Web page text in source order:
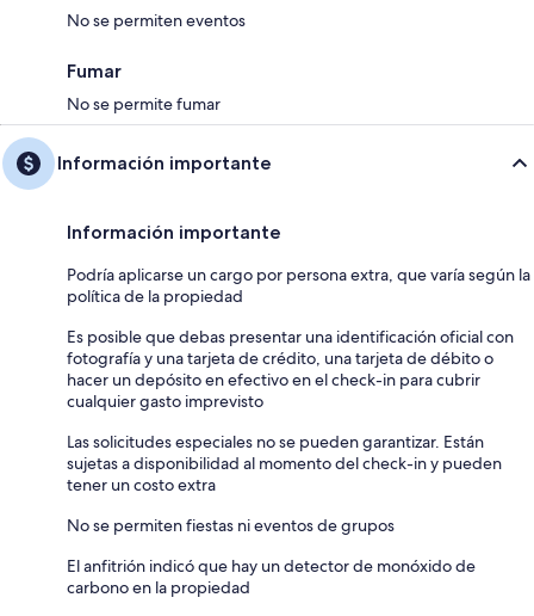
No se permiten eventos
Fumar
No se permite fumar
Información importante
Información importante
Podría aplicarse un cargo por persona extra, que varía según la
política de la propiedad
Es posible que debas presentar una identificación oficial con
fotografía y una tarjeta de crédito, una tarjeta de débito o
hacer un depósito en efectivo en el check-in para cubrir
cualquier gasto imprevisto
Las solicitudes especiales no se pueden garantizar. Están
sujetas a disponibilidad al momento del check-in y pueden
tener un costo extra
No se permiten fiestas ni eventos de grupos
El anfitrión indicó que hay un detector de monóxido de
carbono en la propiedad